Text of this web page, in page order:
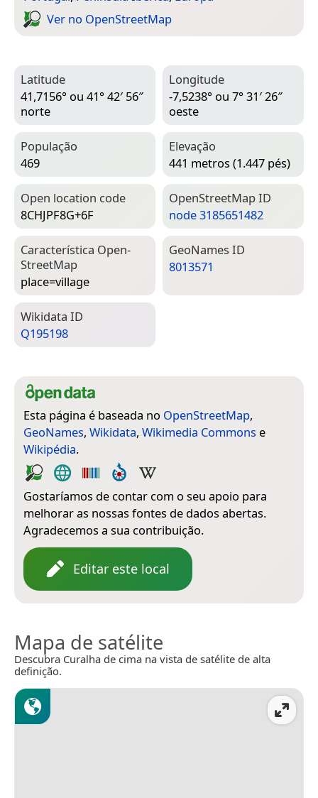
Ver no Open­Street­Map
Latitude
41,7156° ou 41° 42′ 56″
norte
Longitude
-7,5238° ou 7° 31′ 26″
oeste
População
469
Elevação
441 metros (1.447 pés)
Open location code
8CHJPF8G+6F
Open­Street­Map ID
node 3185651482
Característica Open­
Street­Map
place=­village
Geo­Names ID
8013571
Wiki­data ID
Q195198
Esta página é baseada no OpenStreetMap,
GeoNames, Wikidata, Wikimedia Commons e
Wikipédia.
Gostaríamos de contar com o seu apoio para
melhorar as nossas fontes de dados abertas.
Agradecemos a sua contribuição.
Editar este local
Mapa de satélite
Descubra Curalha de cima na vista de satélite de alta
definição.